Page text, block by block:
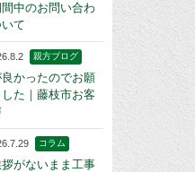
中のお問い合わ
て
親方ブログ
かったのでお願
た｜藤枝市お客
コラム
がないまま工事